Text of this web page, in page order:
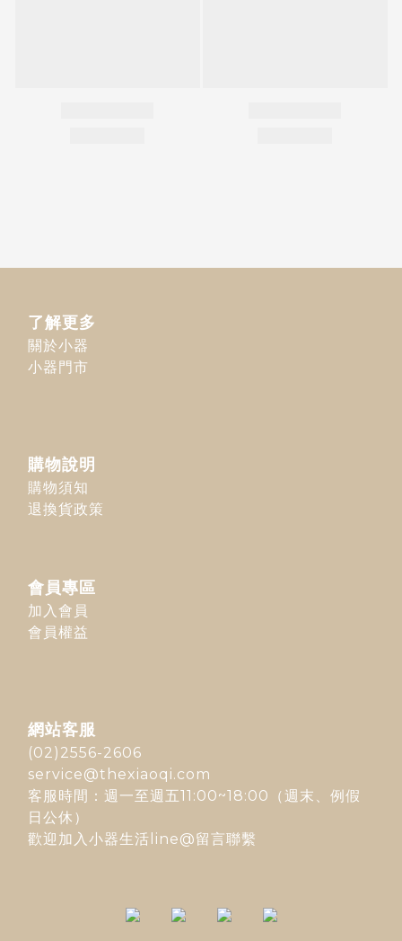
了解更多
關於小器
小器門市
購物說明
購物須知
退換貨政策
會員專區
加入會員
會員權益
網站客服
(02)2556-2606
service@thexiaoqi.com
客服時間：週一至週五11:00~18:00（週末、例假
日公休）
歡迎加入 小器生活line@留言聯繫